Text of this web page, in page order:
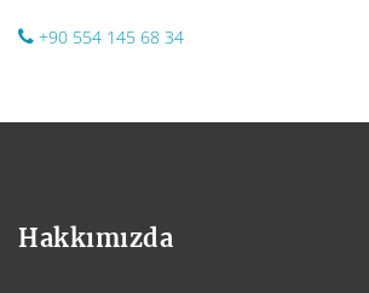
+90 554 145 68 34
Hakkımızda